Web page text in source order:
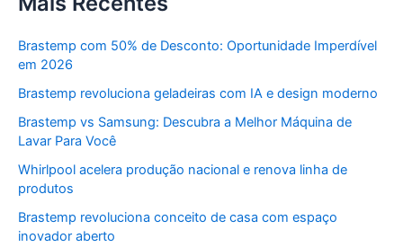
Brastemp com 50% de Desconto: Oportunidade Imperdível
em 2026
Brastemp revoluciona geladeiras com IA e design moderno
Brastemp vs Samsung: Descubra a Melhor Máquina de
Lavar Para Você
Whirlpool acelera produção nacional e renova linha de
produtos
Brastemp revoluciona conceito de casa com espaço
inovador aberto